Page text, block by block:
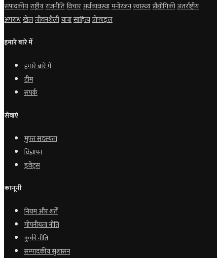
संपादकीयराष्ट्रीयराजनीतिविचारअर्थव्यवस्थामनोरंजनस्वास्थ्यप्रौद्योगिकीअंतर्राष्ट्रीय
अपराधखेलजीवनशैलीयात्रासाहित्यप्रोफाइल
हमारे बारे में
हमारे बारे में
टीम
संपर्क
सेवाएं
मुफ्त सदस्यता
विज्ञापन
इवेंट्स
कानूनी
नियम और शर्तें
गोपनीयता नीति
कुकी नीति
सम्पादकीय सुशासन